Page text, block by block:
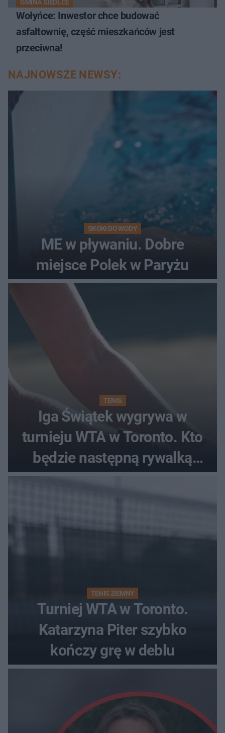
GMINA SIEDLCE
Wołyńce: Inwestor chce budować
asfaltownię, część mieszkańców jest
przeciwna!
NAJNOWSZE NEWSY:
SKOKI DO WODY
ME w pływaniu. Dobre
miejsce Polek w Paryżu
TENIS
Iga Świątek wygrywa w
turnieju WTA w Toronto. Kto
będzie następną rywalką
TENIS ZIEMNY
Turniej WTA w Toronto.
Katarzyna Piter szybko
kończy grę w deblu